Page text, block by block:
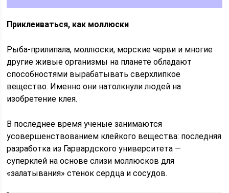
Приклеиваться, как моллюски
Рыба-прилипала, моллюски, морские черви и многие
другие живые организмы на планете обладают
способностями вырабатывать сверхлипкое
вещество. Именно они натолкнули людей на
изобретение клея.
В последнее время ученые занимаются
усовершенствованием клейкого вещества: последняя
разработка из Гарвардского университета —
суперклей на основе слизи моллюсков для
«залатывания» стенок сердца и сосудов.